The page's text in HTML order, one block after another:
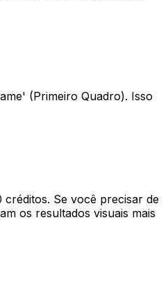
(Primeiro Quadro). Isso
Se você precisar de
os resultados visuais mais